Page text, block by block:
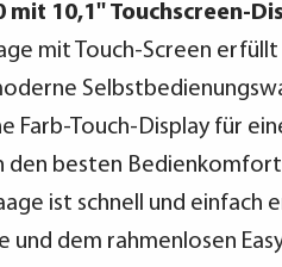
mit 10,1'' Touchscreen-
mit Touch-Screen
Farb-Touch-Display für
den besten
ist schnell und einfach
und dem rahmenlosen